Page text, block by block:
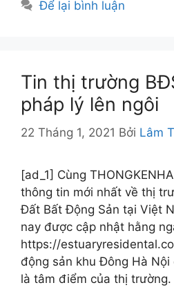
Để lại bình luận
Tin thị trường
pháp lý lên ngôi
22 Tháng 1, 2021 Bởi Lâm
[ad_1] Cùng
thông tin mới nhất về thị
Đất Bất Động Sản tại Việt
nay được cập nhật hằng
https://
động sản khu Đông Hà
là tâm điểm của thị